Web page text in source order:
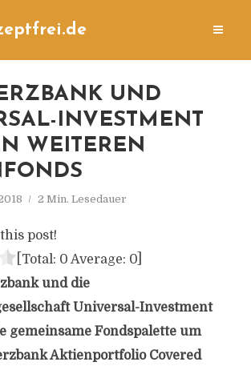
UND
INVESTMENT
WEITEREN
2 Min. Lesedauer
post!
[Total: 0 Average: 0]
und die
Universal-Investment
gemeinsame Fondspalette um
Aktienportfolio Covered